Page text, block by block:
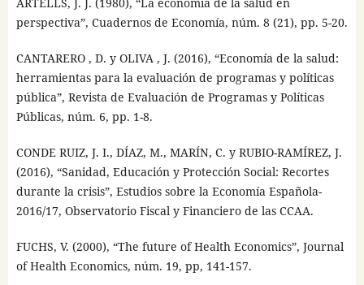
perspectiva”, Cuadernos de Economía, núm. 8 (21), pp. 5-20.
CANTARERO , D. y OLIVA , J. (2016), “Economía de la salud:
herramientas para la evaluación de programas y políticas
pública”, Revista de Evaluación de Programas y Políticas
Públicas, núm. 6, pp. 1-8.
CONDE RUIZ, J. I., DÍAZ, M., MARÍN, C. y RUBIO-RAMÍREZ, J.
(2016), “Sanidad, Educación y Protección Social: Recortes
durante la crisis”, Estudios sobre la Economía Española-
2016/17, Observatorio Fiscal y Financiero de las CCAA.
FUCHS, V. (2000), “The future of Health Economics”, Journal
of Health Economics, núm. 19, pp, 141-157.